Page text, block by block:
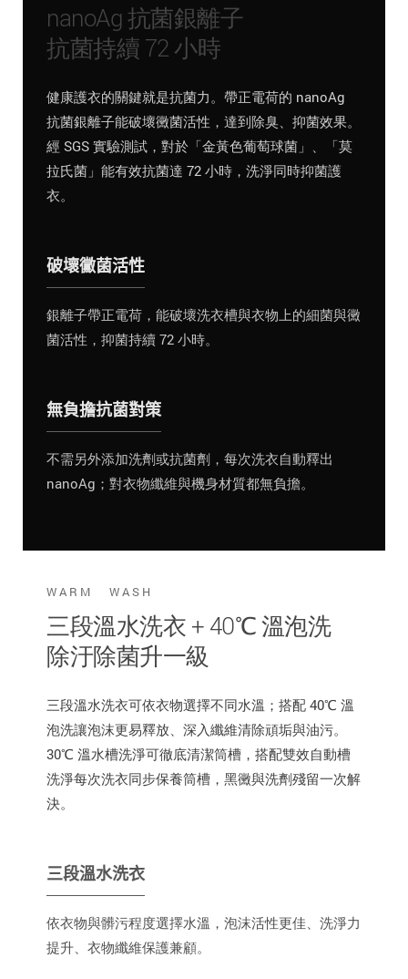
nanoAg 抗菌銀離子
抗菌持續 72 小時
健康護衣的關鍵就是抗菌力。帶正電荷的 nanoAg
抗菌銀離子能破壞黴菌活性，達到除臭、抑菌效果。
經 SGS 實驗測試，對於「金黃色葡萄球菌」、「莫
拉氏菌」能有效抗菌達 72 小時，洗淨同時抑菌護
衣。
破壞黴菌活性
銀離子帶正電荷，能破壞洗衣槽與衣物上的細菌與黴
菌活性，抑菌持續 72 小時。
無負擔抗菌對策
不需另外添加洗劑或抗菌劑，每次洗衣自動釋出
nanoAg；對衣物纖維與機身材質都無負擔。
WARM WASH
三段溫水洗衣 + 40℃ 溫泡洗
除汙除菌升一級
三段溫水洗衣可依衣物選擇不同水溫；搭配 40℃ 溫
泡洗讓泡沫更易釋放、深入纖維清除頑垢與油污。
30℃ 溫水槽洗淨可徹底清潔筒槽，搭配雙效自動槽
洗淨每次洗衣同步保養筒槽，黑黴與洗劑殘留一次解
決。
三段溫水洗衣
依衣物與髒污程度選擇水溫，泡沫活性更佳、洗淨力
提升、衣物纖維保護兼顧。